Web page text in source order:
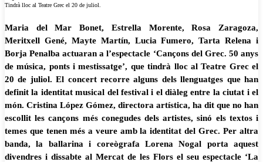
Tindrà lloc al Teatre Grec el 20 de juliol.
Maria del Mar Bonet, Estrella Morente, Rosa Zaragoza,
Meritxell Gené, Mayte Martín, Lucia Fumero, Tarta Relena i
Borja Penalba actuaran a l’espectacle ‘Cançons del Grec. 50 anys
de música, ponts i mestissatge’, que tindrà lloc al Teatre Grec el
20 de juliol. El concert recorre alguns dels llenguatges que han
definit la identitat musical del festival i el diàleg entre la ciutat i el
món. Cristina López Gómez, directora artística, ha dit que no han
escollit les cançons més conegudes dels artistes, sinó els textos i
temes que tenen més a veure amb la identitat del Grec. Per altra
banda, la ballarina i coreògrafa Lorena Nogal porta aquest
divendres i dissabte al Mercat de les Flors el seu espectacle ‘La